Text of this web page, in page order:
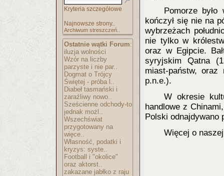
Kryteria szczegółowe
Najnowsze strony..
Archiwum streszczeń..
Ostatnie wątki Forum:
iluzja wolności
Wzór na liczby
parzyste i nie par..
Dogmat o Trójcy
Świętej - próba l..
Diabeł tasmański i
zaraźliwy nowo..
Sześcienne odchody-to
jednak możl..
Wszechświat
przygotowany na
więce..
Własność, podatki i
kryzys: syste..
Football i "okolice"
oraz aktorst..
zakazane jabłko z raju
Pomorze
kończył się nie na
wybrzeżach
nie tylko w
oraz w Egipcie.
syryjskim Qatna
miast-państw, oraz
p.n.e.).
W okresie
handlowe z
Polski odnajdywano
Więcej o